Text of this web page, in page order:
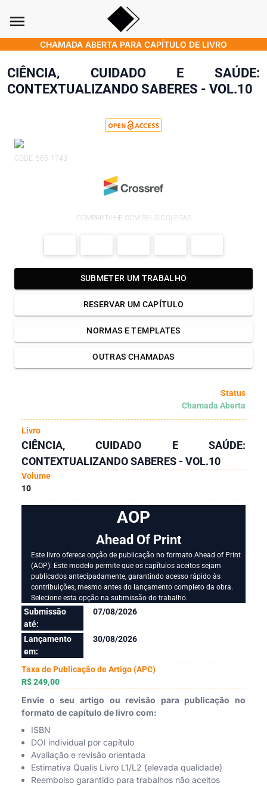
menu
CHAMADA ABERTA PARA CAPÍTULO DE LIVRO
CIÊNCIA, CUIDADO E SAÚDE:
CONTEXTUALIZANDO SABERES - VOL.10
CODE: 565-1743
COMPARTILHE COM SEUS COLEGAS
SUBMETER UM TRABALHO
RESERVAR UM CAPÍTULO
NORMAS E TEMPLATES
OUTRAS CHAMADAS
Status
Chamada Aberta
Livro
CIÊNCIA, CUIDADO E SAÚDE:
CONTEXTUALIZANDO SABERES - VOL.10
Volume
10
AOP
Ahead Of Print
Este livro oferece opção de publicação no formato Ahead of Print
(AOP). Este modelo permite que os capítulos aceitos sejam
publicados antecipadamente, garantindo acesso rápido às
contribuições, mesmo antes do lançamento completo da obra.
Selecione esta opção na submissão do trabalho.
Submissão
até:
07/08/2026
Lançamento
em:
30/08/2026
Taxa de Publicação de Artigo (APC)
R$ 249,00
Envie o seu artigo ou revisão para publicação no
formato de capítulo de livro com:
ISBN
DOI individual por capítulo
Avaliação e revisão orientada
Estimativa Qualis Livro L1/L2 (elevada qualidade)
Reembolso garantido para trabalhos não aceitos